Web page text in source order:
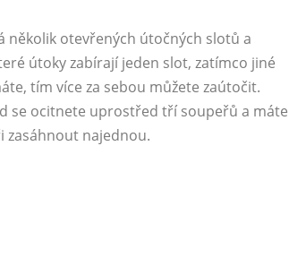
několik otevřených útočných slotů a
útoky zabírají jeden slot, zatímco jiné
tím více za sebou můžete zaútočit.
se ocitnete uprostřed tří soupeřů a máte
zasáhnout najednou.